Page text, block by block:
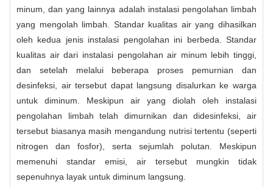
minum, dan yang lainnya adalah instalasi pengolahan limbah
yang mengolah limbah. Standar kualitas air yang dihasilkan
oleh kedua jenis instalasi pengolahan ini berbeda. Standar
kualitas air dari instalasi pengolahan air minum lebih tinggi,
dan setelah melalui beberapa proses pemurnian dan
desinfeksi, air tersebut dapat langsung disalurkan ke warga
untuk diminum. Meskipun air yang diolah oleh instalasi
pengolahan limbah telah dimurnikan dan didesinfeksi, air
tersebut biasanya masih mengandung nutrisi tertentu (seperti
nitrogen dan fosfor), serta sejumlah polutan. Meskipun
memenuhi standar emisi, air tersebut mungkin tidak
sepenuhnya layak untuk diminum langsung.